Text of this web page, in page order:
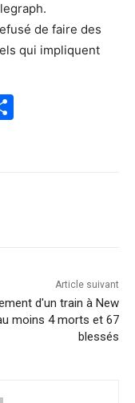
de faire des
qui impliquent
Article suivant
d'un train à New
moins 4 morts et 67
blessés